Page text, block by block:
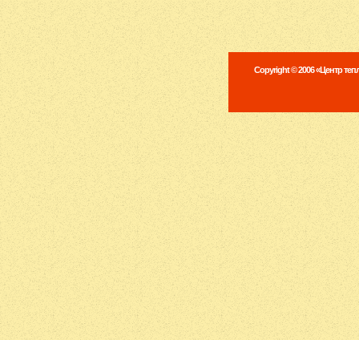
Copyright © 2006 «Центр